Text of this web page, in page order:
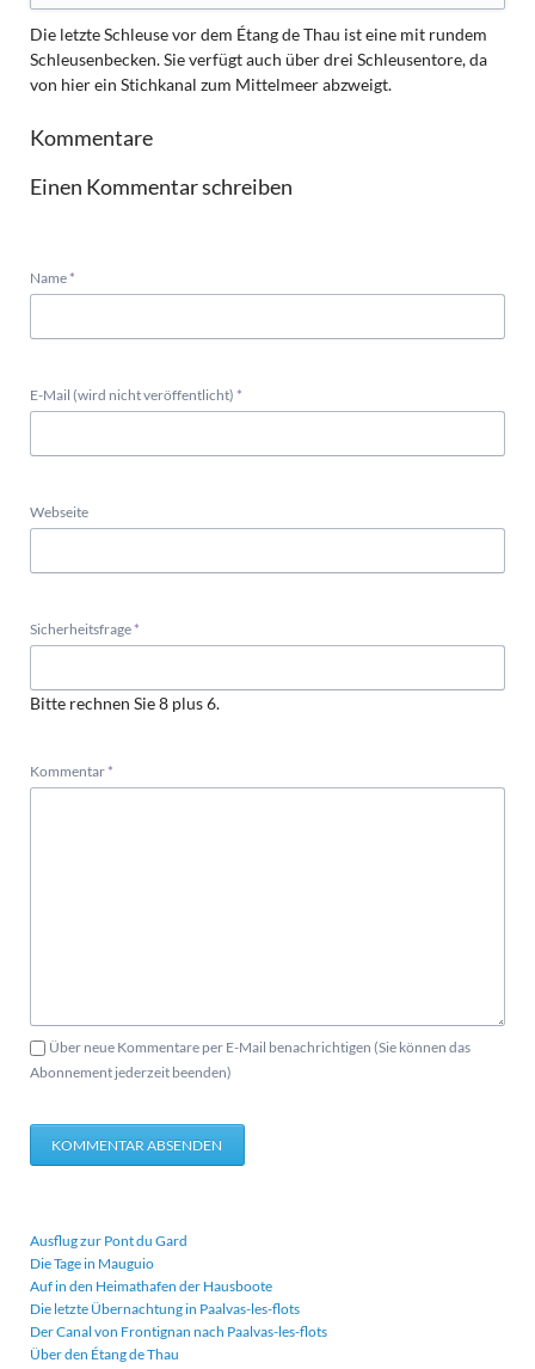
Die letzte Schleuse vor dem Étang de Thau ist eine mit rundem
Schleusenbecken. Sie verfügt auch über drei Schleusentore, da
von hier ein Stichkanal zum Mittelmeer abzweigt.
Kommentare
Einen Kommentar schreiben
Pflichtfeld
Name *
Pflichtfeld
E-Mail (wird nicht veröffentlicht) *
Webseite
Pflichtfeld
Sicherheitsfrage *
Bitte rechnen Sie 8 plus 6.
Pflichtfeld
Kommentar *
Über neue Kommentare per E-Mail benachrichtigen (Sie können das
Abonnement jederzeit beenden)
KOMMENTAR ABSENDEN
Ausflug zur Pont du Gard
Die Tage in Mauguio
Auf in den Heimathafen der Hausboote
Die letzte Übernachtung in Paalvas-les-flots
Der Canal von Frontignan nach Paalvas-les-flots
Über den Étang de Thau